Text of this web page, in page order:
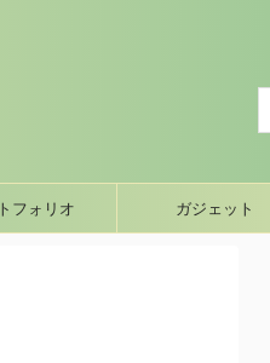
フォリオ ガジェット